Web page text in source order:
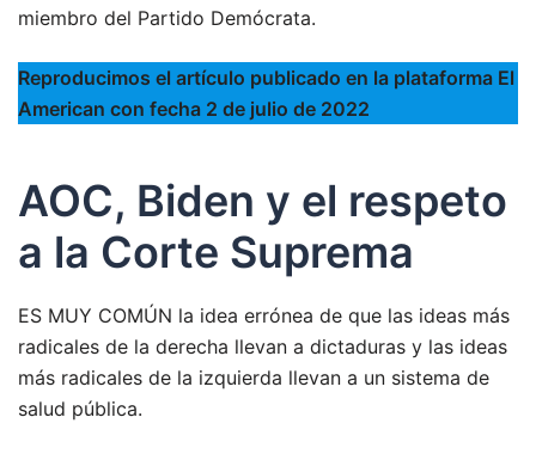
miembro del Partido Demócrata.
Reproducimos el artículo publicado en la plataforma El
American con fecha 2 de julio de 2022
AOC, Biden y el respeto
a la Corte Suprema
ES MUY COMÚN la idea errónea de que las ideas más
radicales de la derecha llevan a dictaduras y las ideas
más radicales de la izquierda llevan a un sistema de
salud pública.